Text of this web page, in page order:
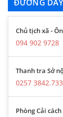
ĐƯỜNG
Chủ tịch xã -
094 902 9728
Thanh tra Sở
0257 3842.733
Phòng Cải